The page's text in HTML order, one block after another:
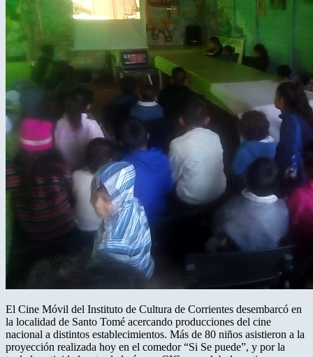
El Cine Móvil del Instituto de Cultura de Corrientes desembarcó en
la localidad de Santo Tomé acercando producciones del cine
nacional a distintos establecimientos. Más de 80 niños asistieron a la
proyección realizada hoy en el comedor “Si Se puede”, y por la